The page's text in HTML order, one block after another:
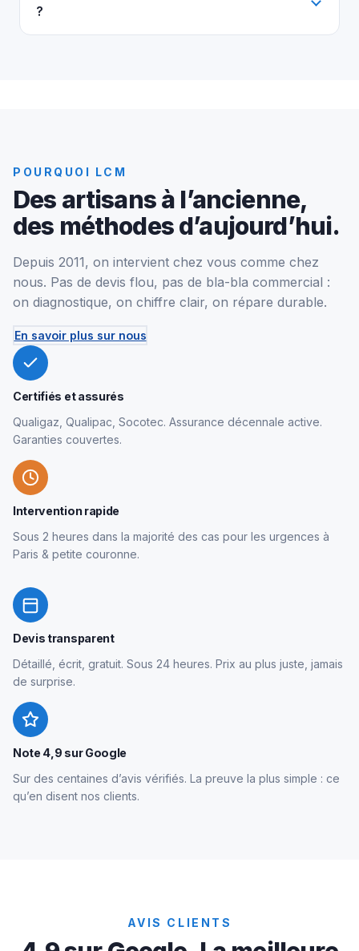
?
POURQUOI LCM
Des artisans à l’ancienne,
des méthodes d’aujourd’hui.
Depuis 2011, on intervient chez vous comme chez
nous. Pas de devis flou, pas de bla-bla commercial :
on diagnostique, on chiffre clair, on répare durable.
En savoir plus sur nous
Certifiés et assurés
Qualigaz, Qualipac, Socotec. Assurance décennale active.
Garanties couvertes.
Intervention rapide
Sous 2 heures dans la majorité des cas pour les urgences à
Paris & petite couronne.
Devis transparent
Détaillé, écrit, gratuit. Sous 24 heures. Prix au plus juste, jamais
de surprise.
Note 4,9 sur Google
Sur des centaines d’avis vérifiés. La preuve la plus simple : ce
qu’en disent nos clients.
AVIS CLIENTS